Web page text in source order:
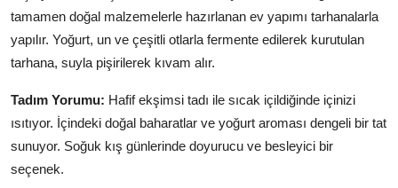
tamamen doğal malzemelerle hazırlanan ev yapımı tarhanalarla
yapılır. Yoğurt, un ve çeşitli otlarla fermente edilerek kurutulan
tarhana, suyla pişirilerek kıvam alır.
Tadım Yorumu: Hafif ekşimsi tadı ile sıcak içildiğinde içinizi
ısıtıyor. İçindeki doğal baharatlar ve yoğurt aroması dengeli bir tat
sunuyor. Soğuk kış günlerinde doyurucu ve besleyici bir
seçenek.